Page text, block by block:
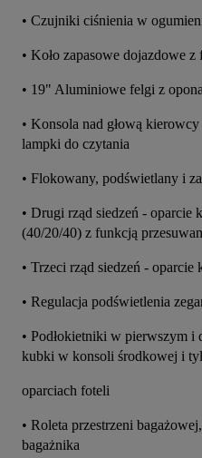
• Czujniki ciśnienia w
• Koło zapasowe dojazdowe
• 19" Aluminiowe felgi z
• Konsola nad głową
lampki do czytania
• Flokowany, podświetlany i
• Drugi rząd siedzeń - oparcie
(40/20/40) z funkcją
• Trzeci rząd siedzeń - oparcie
• Regulacja podświetlenia
• Podłokietniki w pierwszym i
kubki w konsoli środkowej i
oparciach foteli
• Roleta przestrzeni
bagażnika